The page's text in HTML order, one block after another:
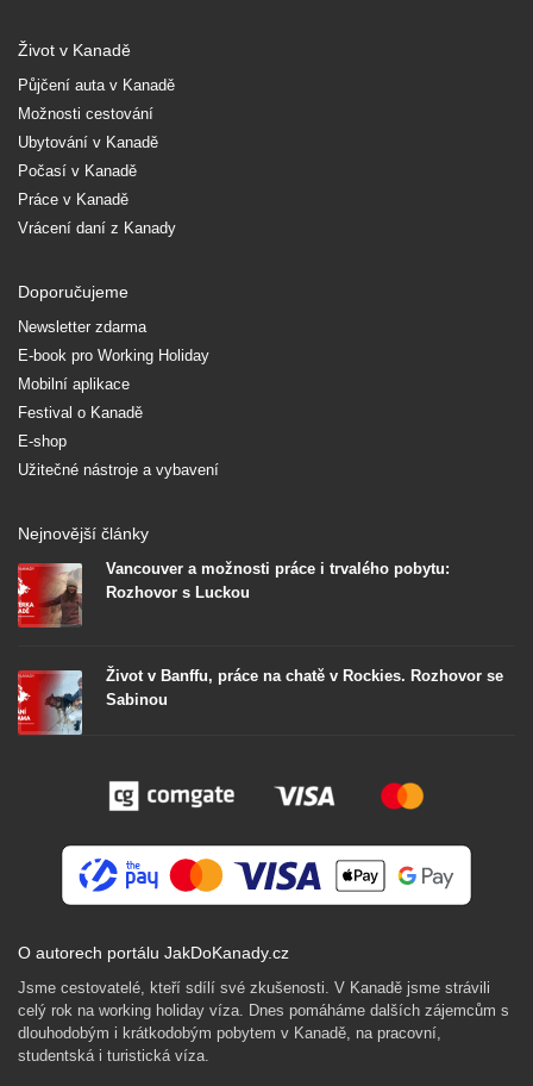
Život v Kanadě
Půjčení auta v Kanadě
Možnosti cestování
Ubytování v Kanadě
Počasí v Kanadě
Práce v Kanadě
Vrácení daní z Kanady
Doporučujeme
Newsletter zdarma
E-book pro Working Holiday
Mobilní aplikace
Festival o Kanadě
E-shop
Užitečné nástroje a vybavení
Nejnovější články
Vancouver a možnosti práce i trvalého pobytu:
Rozhovor s Luckou
Život v Banffu, práce na chatě v Rockies. Rozhovor se
Sabinou
O autorech portálu JakDoKanady.cz
Jsme cestovatelé, kteří sdílí své zkušenosti. V Kanadě jsme strávili
celý rok na working holiday víza. Dnes pomáháme dalších zájemcům s
dlouhodobým i krátkodobým pobytem v Kanadě, na pracovní,
studentská i turistická víza.